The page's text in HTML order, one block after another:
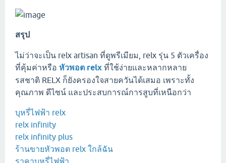
สรุป
ไม่ว่าจะเป็น relx artisan ที่ดูพรีเมียม, relx รุ่น 5 ตัวเครื่อง
ที่คุ้มค่าหรือ หัวพอต relx ที่ใช้ง่ายและหลากหลาย
รสชาติ RELX ก็ยังครองใจสายควันได้เสมอ เพราะทั้ง
คุณภาพ ดีไซน์ และประสบการณ์การสูบที่เหนือกว่า
บุหรี่ไฟฟ้า relx
relx infinity
relx infinity plus
ร้านขายหัวพอต relx ใกล้ฉัน